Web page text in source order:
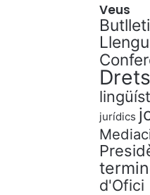
Veus
jurídics
d'Ofici